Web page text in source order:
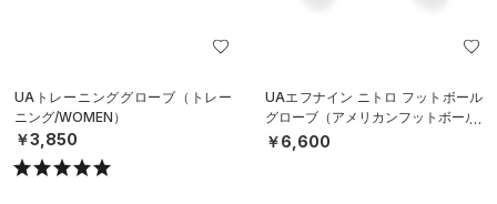
UAトレーニンググローブ（トレー
ニング/WOMEN）
￥3,850
UAエフナイン ニトロ フットボール
グローブ（アメリカンフットボール/
MEN）
￥6,600